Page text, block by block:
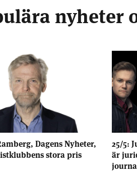
nyheter
Dagens Nyheter,
stora pris
25/5:
är